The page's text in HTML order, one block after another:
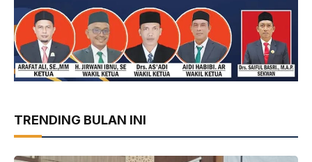
TRENDING BULAN INI